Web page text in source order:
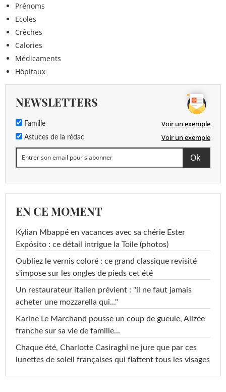
Prénoms
Ecoles
Crèches
Calories
Médicaments
Hôpitaux
NEWSLETTERS
Famille Voir un exemple
Astuces de la rédac Voir un exemple
EN CE MOMENT
Kylian Mbappé en vacances avec sa chérie Ester
Expósito : ce détail intrigue la Toile (photos)
Oubliez le vernis coloré : ce grand classique revisité
s'impose sur les ongles de pieds cet été
Un restaurateur italien prévient : "il ne faut jamais
acheter une mozzarella qui..."
Karine Le Marchand pousse un coup de gueule, Alizée
franche sur sa vie de famille...
Chaque été, Charlotte Casiraghi ne jure que par ces
lunettes de soleil françaises qui flattent tous les visages